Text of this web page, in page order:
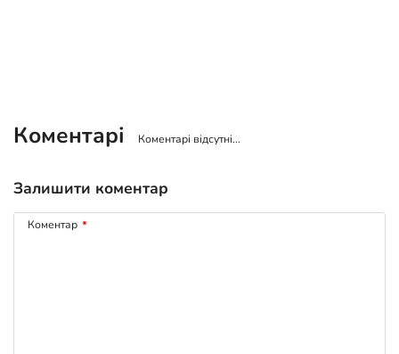
Коментарі Коментарі відсутні...
Залишити коментар
Коментар *